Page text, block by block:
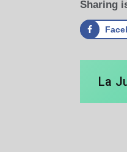
Sharing
La